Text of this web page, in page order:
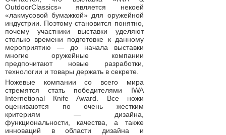
OutdoorClassics» является некоей
«лакмусовой бумажкой» для оружейной
индустрии. Поэтому становится понятно,
почему участники выставки уделяют
столько времени подготовке к данному
мероприятию — до начала выставки
многие оружейные компании
предпочитают новые разработки,
технологии и товары держать в секрете.
Ножевые компании со всего мира
стремятся стать победителями IWA
Internetional Кnife Award. Все ножи
оцениваются по очень жестким
критериям — дизайна,
функциональности, качества, а также
инноваций в области дизайна и